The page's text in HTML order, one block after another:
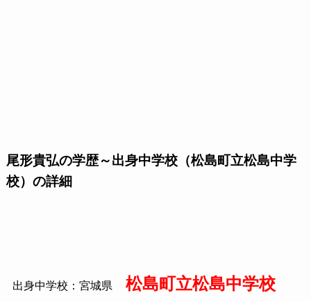
尾形貴弘の学歴～出身中学校（松島町立松島中学
校）の詳細
出身中学校：宮城県 松島町立松島中学校